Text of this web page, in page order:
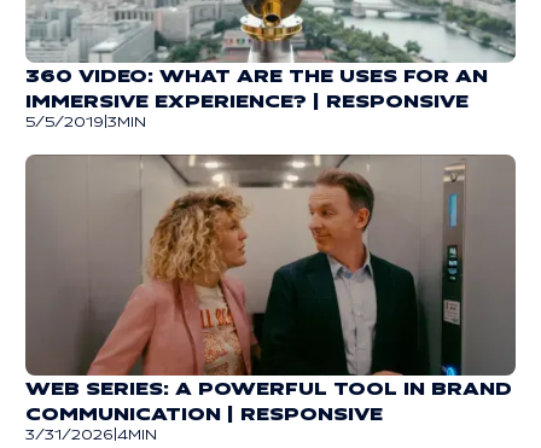
360 VIDEO: WHAT ARE THE USES FOR AN
IMMERSIVE EXPERIENCE? | RESPONSIVE
5/5/2019 3 MIN
WEB SERIES: A POWERFUL TOOL IN BRAND
COMMUNICATION | RESPONSIVE
3/31/2026 4MIN